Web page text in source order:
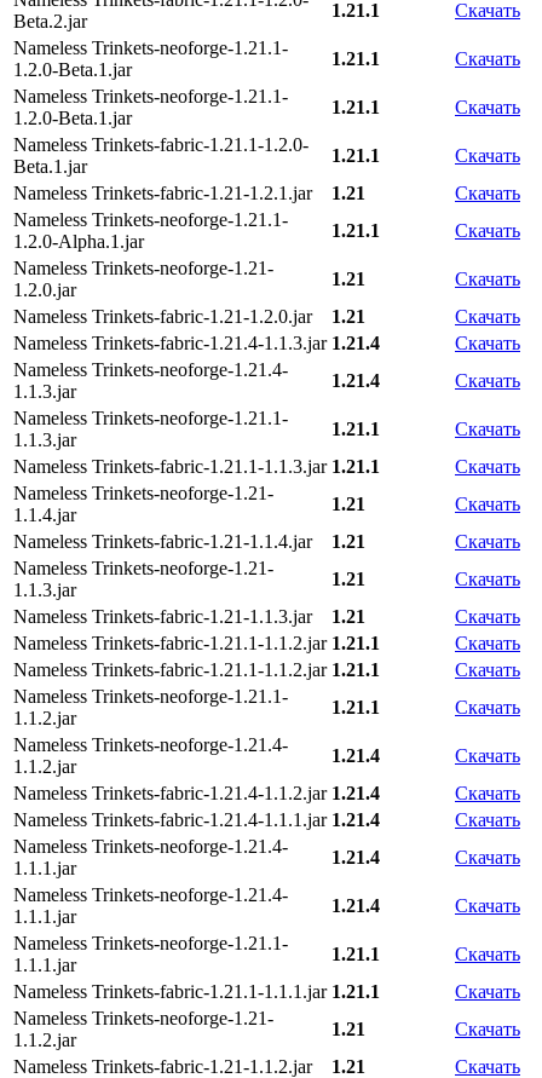
Beta.2.jar
1.21.1
Скачать
Nameless Trinkets-neoforge-1.21.1-
1.2.0-Beta.1.jar
1.21.1
Скачать
Nameless Trinkets-neoforge-1.21.1-
1.2.0-Beta.1.jar
1.21.1
Скачать
Nameless Trinkets-fabric-1.21.1-1.2.0-
Beta.1.jar
1.21.1
Скачать
Nameless Trinkets-fabric-1.21-1.2.1.jar
1.21
Скачать
Nameless Trinkets-neoforge-1.21.1-
1.2.0-Alpha.1.jar
1.21.1
Скачать
Nameless Trinkets-neoforge-1.21-
1.2.0.jar
1.21
Скачать
Nameless Trinkets-fabric-1.21-1.2.0.jar
1.21
Скачать
Nameless Trinkets-fabric-1.21.4-1.1.3.jar 1.21.4
Скачать
Nameless Trinkets-neoforge-1.21.4-
1.1.3.jar
1.21.4
Скачать
Nameless Trinkets-neoforge-1.21.1-
1.1.3.jar
1.21.1
Скачать
Nameless Trinkets-fabric-1.21.1-1.1.3.jar 1.21.1
Скачать
Nameless Trinkets-neoforge-1.21-
1.1.4.jar
1.21
Скачать
Nameless Trinkets-fabric-1.21-1.1.4.jar
1.21
Скачать
Nameless Trinkets-neoforge-1.21-
1.1.3.jar
1.21
Скачать
Nameless Trinkets-fabric-1.21-1.1.3.jar
1.21
Скачать
Nameless Trinkets-fabric-1.21.1-1.1.2.jar 1.21.1
Скачать
Nameless Trinkets-fabric-1.21.1-1.1.2.jar 1.21.1
Скачать
Nameless Trinkets-neoforge-1.21.1-
1.1.2.jar
1.21.1
Скачать
Nameless Trinkets-neoforge-1.21.4-
1.1.2.jar
1.21.4
Скачать
Nameless Trinkets-fabric-1.21.4-1.1.2.jar 1.21.4
Скачать
Nameless Trinkets-fabric-1.21.4-1.1.1.jar 1.21.4
Скачать
Nameless Trinkets-neoforge-1.21.4-
1.1.1.jar
1.21.4
Скачать
Nameless Trinkets-neoforge-1.21.4-
1.1.1.jar
1.21.4
Скачать
Nameless Trinkets-neoforge-1.21.1-
1.1.1.jar
1.21.1
Скачать
Nameless Trinkets-fabric-1.21.1-1.1.1.jar 1.21.1
Скачать
Nameless Trinkets-neoforge-1.21-
1.1.2.jar
1.21
Скачать
Nameless Trinkets-fabric-1.21-1.1.2.jar
1.21
Скачать